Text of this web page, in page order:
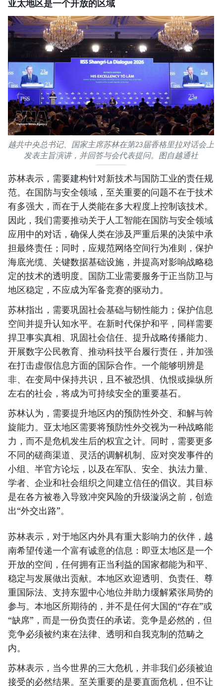
亚太地区是一个开放的区域
越共中央总书记、国家主席苏林在第23届香格里拉对话会上
发表主旨演讲，并回答与会代表提问。图自越通社
苏林表示，需要建构针对新技术与国防工业的责任规
范。在国防与安全领域，至关重要的问题不在于技术
有多强大，而在于人类能在多大程度上控制该技术。
因此，我们需要推动关于人工智能在国防与安全领域
应用中的对话，确保人类在涉及严重后果的决策中承
担最终责任；同时，应规范网络空间行为准则，保护
海底光缆、关键数据基础设施，并提高对影响战略稳
定的技术的透明度。国防工业需要服务于正当防卫与
地区稳定，不应成为军备竞赛的驱动力。
苏林指出，需要巩固社会基础与韧性能力；保护信息
空间并提升认知水平。在新时代保护和平，同样需要
捍卫事实真相、巩固社会信任、提升战略传播能力、
开展数字公民教育、推动科技平台履行责任，并加强
在打击虚假信息方面的国际合作。一个能够明辨是
非、在变局中保持共识，且不被恐惧、仇恨或操纵所
左右的社会，将成为可持续安全的重要基石。
苏林认为，需要提升地区内的预防性外交、和解与斡
旋能力。亚太地区需要将预防性外交视为一种战略能
力，而不是危机发生后的权宜之计。同时，需要更多
不同的磋商渠道、灵活的调解机制、应对突发事件的
小组、半官方论坛，以及在军队、安全、执法力量、
学者、企业和社会组织之间建立信任的倡议。其目标
是在各方被卷入导致冲突风险的升级漩涡之前，创造
出“外交出路”。
苏林表示，对于地区内外具有重大影响力的伙伴，越
南希望传递一个富有诚意的信息：即亚太地区是一个
开放的空间，任何拥有正当利益的国家都能为和平、
稳定与发展做出贡献。本地区欢迎透明、负责任、尊
重国际法、支持东盟中心地位并助力缓解紧张局势的
参与。本地区所期待的，并不是任何大国的“存在”或
“缺席”，而是一份负责任的承诺。竞争是必然的，但
竞争必须被约束在法律、透明和自我克制的范畴之
内。
苏林表示，当今世界的三大危机，并非我们必须被迫
接受的必然结果。至关重要的是要直面危机，但不让